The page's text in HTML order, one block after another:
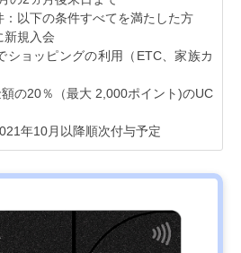
以下の条件すべてを満たした方
規入会
ョッピングの利用（ETC、家族カ
の20％（最大 2,000ポイント)のUC
年10月以降順次付与予定